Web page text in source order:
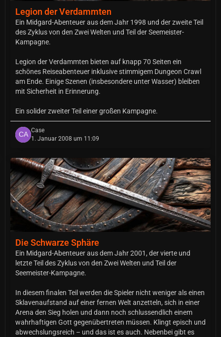
Legion der Verdammten
Ein Midgard-Abenteuer aus dem Jahr 1998 und der zweite Teil
des Zyklus von den Zwei Welten und Teil der Seemeister-
Kampagne.
Legion der Verdammten bieten auf knapp 70 Seiten ein
schönes Reiseabenteuer inklusive stimmigem Dungeon Crawl
am Ende. Einige Szenen (insbesondere unter Wasser) bleiben
mit Sicherheit in Erinnerung.
Ein solider zweiter Teil einer großen Kampagne.
Case
1. Januar 2008 um 11:09
Die Schwarze Sphäre
Ein Midgard-Abenteuer aus dem Jahr 2001, der vierte und
letzte Teil des Zyklus von den Zwei Welten und Teil der
Seemeister-Kampagne.
In diesem finalen Teil werden die Spieler nicht weniger als einen
Sklavenaufstand auf einer fernen Welt anzetteln, sich in einer
Arena den Sieg holen und dann noch schlussendlich einem
wahrhaftigen Gott gegenübertreten müssen. Klingt episch und
abwechslungsreich – und das ist es auch. Nebenbei gibt es